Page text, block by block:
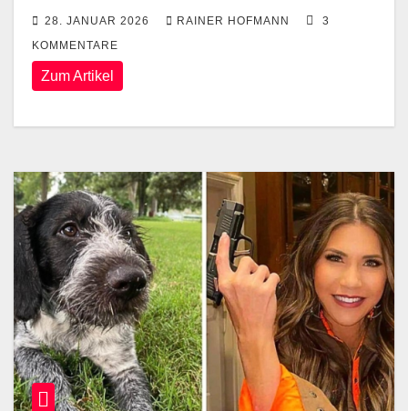
28. JANUAR 2026 RAINER HOFMANN
3
KOMMENTARE
Zum Artikel